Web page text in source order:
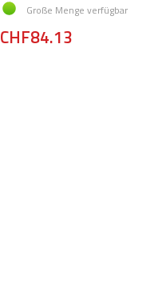
Große Menge verfügbar
CHF84.13